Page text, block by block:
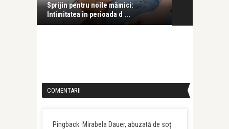
Sprijin pentru noile mămici:
Intimitatea în perioada d ...
COMENTARII
Pingback: Mirabela Dauer, abuzată de soț.